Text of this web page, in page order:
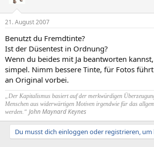
21. August 2007
Benutzt du Fremdtinte?
Ist der Düsentest in Ordnung?
Wenn du beides mit Ja beantworten
simpel. Nimm bessere Tinte, für Fotos
an Original vorbei.
„Der Kapitalismus basiert auf der merkwürdigen
Menschen aus widerwärtigen Motiven irgendwie für das
werden.“ John Maynard Keynes
Du musst dich einloggen oder registrieren,